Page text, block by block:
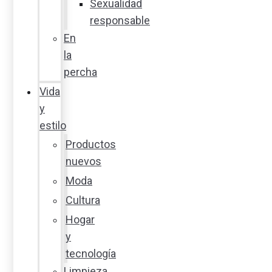
Sexualidad
responsable
En
la
percha
Vida
y
estilo
Productos
nuevos
Moda
Cultura
Hogar
y
tecnología